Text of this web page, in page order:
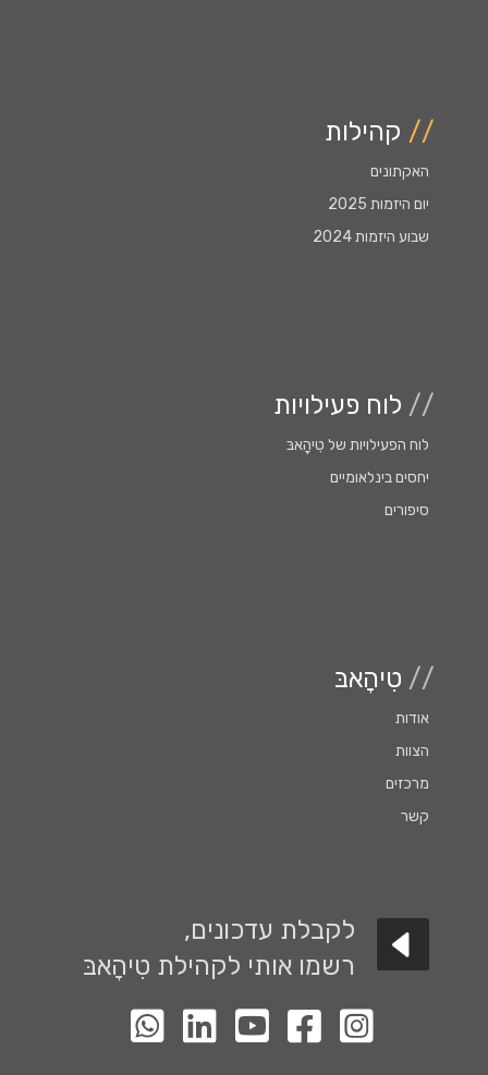
// קהילות
האקתונים
יום היזמות 2025
שבוע היזמות 2024
// לוח פעילויות
לוח הפעילויות של טִִיהָָאבּ
יחסים בינלאומיים
סיפורים
// טִיהָאבּ
אודות
הצוות
מרכזים
קשר
לקבלת עדכונים,
רשמו אותי לקהילת טִיהָאבּ
לעמוד האינסטגרם שלנו
לעמוד הפייסבוק שלנו
לעמוד יוטיוב שלנולעמוד הלינקדין שלנו
קבוצת ווטסאפ